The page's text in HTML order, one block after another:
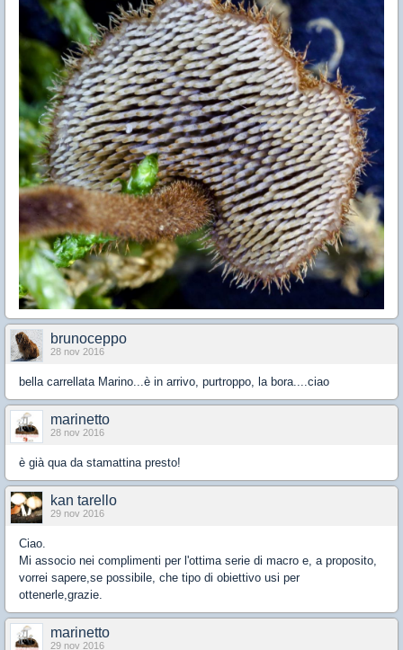
brunoceppo
28 nov 2016
bella carrellata Marino...è in arrivo, purtroppo, la bora....ciao
marinetto
28 nov 2016
è già qua da stamattina presto!
kan tarello
29 nov 2016
Ciao.
Mi associo nei complimenti per l'ottima serie di macro e, a proposito,
vorrei sapere,se possibile, che tipo di obiettivo usi per
ottenerle,grazie.
marinetto
29 nov 2016